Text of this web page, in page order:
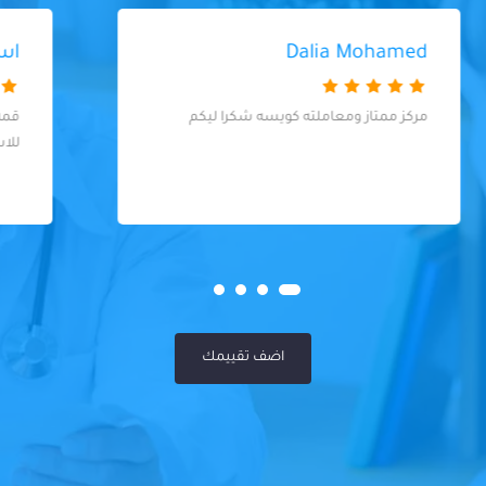
اسلام لبيب قاسم
قمه الزوق والدكتور فوق الممتاز والذوق والصبر
اضف تقييمك